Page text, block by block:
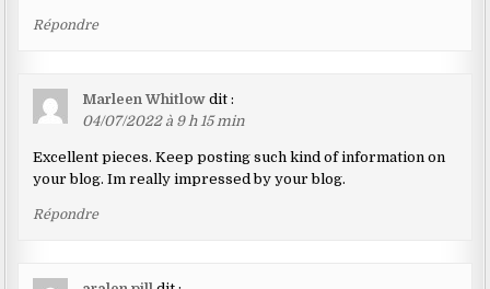
Répondre
Marleen Whitlow dit :
04/07/2022 à 9 h 15 min
Excellent pieces. Keep posting such kind of information on
your blog. Im really impressed by your blog.
Répondre